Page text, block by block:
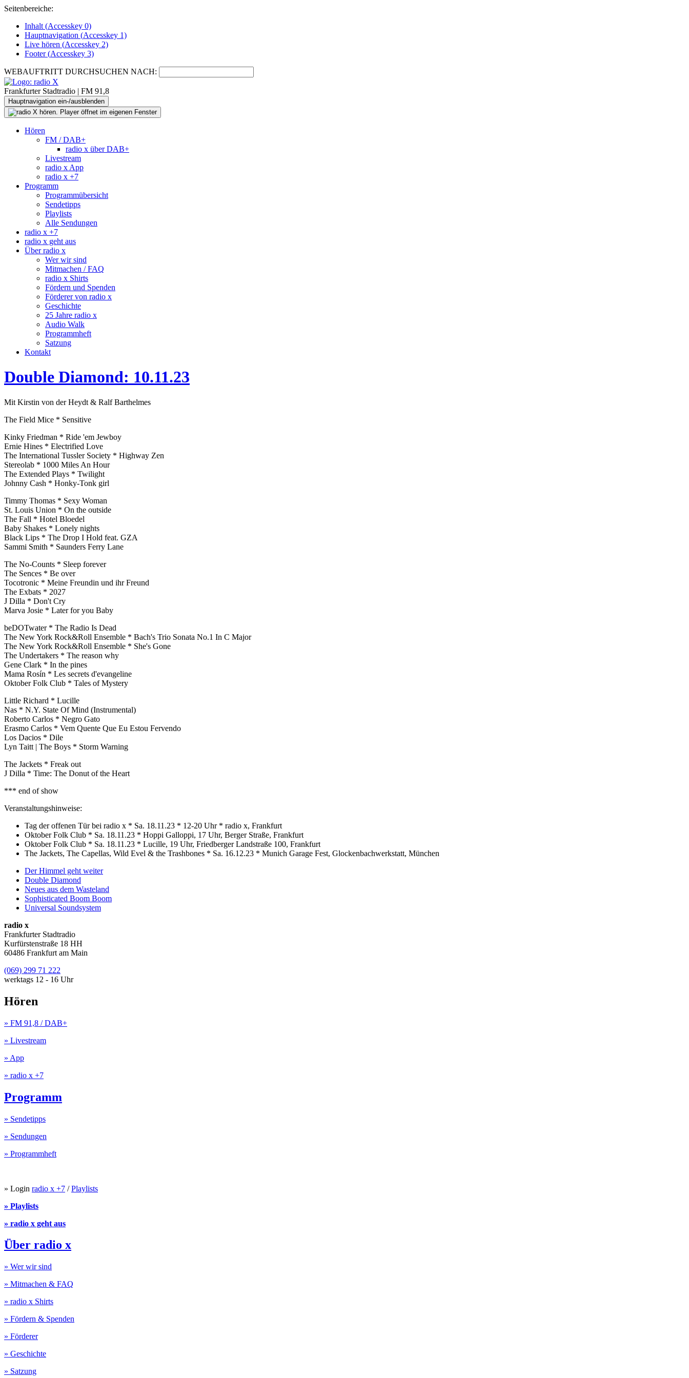
Seitenbereiche:
Inhalt (Accesskey 0)
Hauptnavigation (Accesskey 1)
Live hören (Accesskey 2)
Footer(Accesskey 3)
WEBAUFTRITT DURCHSUCHEN NACH:
Frankfurter Stadtradio | FM 91,8
Hauptnavigation ein-/ausblenden
Hören
FM / DAB+
radio x über DAB+
Livestream
radio x App
radio x +7
Programm
Programmübersicht
Sendetipps
Playlists
Alle Sendungen
radio x +7
radio x geht aus
Über radio x
Wer wir sind
Mitmachen / FAQ
radio x Shirts
Fördern und Spenden
Förderer von radio x
Geschichte
25 Jahre radio x
Audio Walk
Programmheft
Satzung
Kontakt
Double Diamond: 10.11.23
Mit Kirstin von der Heydt & Ralf Barthelmes
The Field Mice * Sensitive
Kinky Friedman * Ride 'em Jewboy
Ernie Hines * Electrified Love
The International Tussler Society * Highway Zen
Stereolab * 1000 Miles An Hour
The Extended Plays * Twilight
Johnny Cash * Honky-Tonk girl
Timmy Thomas * Sexy Woman
St. Louis Union * On the outside
The Fall * Hotel Bloedel
Baby Shakes * Lonely nights
Black Lips * The Drop I Hold feat. GZA
Sammi Smith * Saunders Ferry Lane
The No-Counts * Sleep forever
The Sences * Be over
Tocotronic * Meine Freundin und ihr Freund
The Exbats * 2027
J Dilla * Don't Cry
Marva Josie * Later for you Baby
beDOTwater * The Radio Is Dead
The New York Rock&Roll Ensemble * Bach's Trio Sonata No.1 In C Major
The New York Rock&Roll Ensemble * She's Gone
The Undertakers * The reason why
Gene Clark * In the pines
Mama Rosín * Les secrets d'evangeline
Oktober Folk Club * Tales of Mystery
Little Richard * Lucille
Nas * N.Y. State Of Mind (Instrumental)
Roberto Carlos * Negro Gato
Erasmo Carlos * Vem Quente Que Eu Estou Fervendo
Los Dacios * Dile
Lyn Taitt | The Boys * Storm Warning
The Jackets * Freak out
J Dilla * Time: The Donut of the Heart
*** end of show
Veranstaltungshinweise:
Tag der offenen Tür bei radio x * Sa. 18.11.23 * 12-20 Uhr * radio x, Frankfurt
Oktober Folk Club * Sa. 18.11.23 * Hoppi Galloppi, 17 Uhr, Berger Straße, Frankfurt
Oktober Folk Club * Sa. 18.11.23 * Lucille, 19 Uhr, Friedberger Landstraße 100, Frankfurt
The Jackets, The Capellas, Wild Evel & the Trashbones * Sa. 16.12.23 * Munich Garage Fest, Glockenbachwerkstatt, München
Der Himmel geht weiter
Double Diamond
Neues aus dem Wasteland
Sophisticated Boom Boom
Universal Soundsystem
radio x
Frankfurter Stadtradio
Kurfürstenstraße 18 HH
60486 Frankfurt am Main
(069) 299 71 222
werktags 12 - 16 Uhr
Hören
» FM 91,8 / DAB+
» Livestream
» App
» radio x +7
Programm
» Sendetipps
» Sendungen
» Programmheft
» Login radio x +7 /Playlists
» Playlists
» radio x geht aus
Über radio x
» Wer wir sind
» Mitmachen & FAQ
» radio x Shirts
» Fördern & Spenden
» Förderer
» Geschichte
» Satzung